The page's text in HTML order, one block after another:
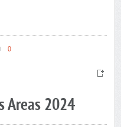
0
Areas 2024